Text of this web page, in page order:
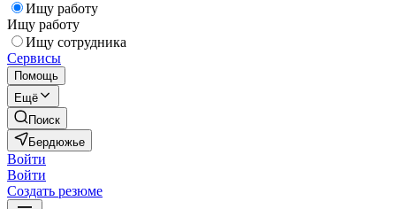
Ищу работу
Ищу работу
Ищу сотрудника
Сервисы
Помощь
Ещё
Поиск
Бердюжье
Войти
Войти
Создать резюме